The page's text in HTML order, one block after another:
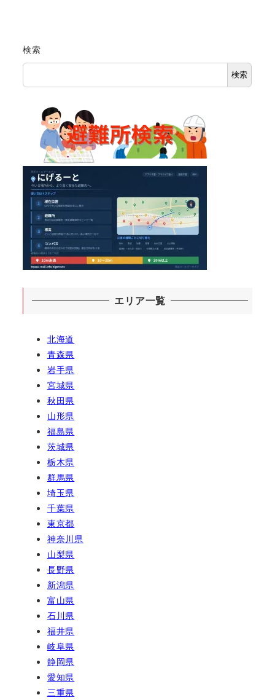
検索
検索
エリア一覧
北海道
青森県
岩手県
宮城県
秋田県
山形県
福島県
茨城県
栃木県
群馬県
埼玉県
千葉県
東京都
神奈川県
山梨県
長野県
新潟県
富山県
石川県
福井県
岐阜県
静岡県
愛知県
三重県